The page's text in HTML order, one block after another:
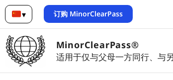
▾
简体中文
订购 MinorClearPass
MinorClearPass®
适用于仅与父母一方同行、与